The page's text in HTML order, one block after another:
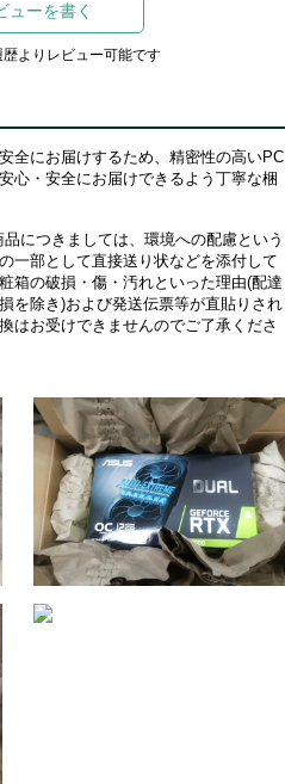
ューを書く
よりレビュー可能です
全にお届けするため、精密性の高いPC
心・安全にお届けできるよう丁寧な梱
につきましては、環境への配慮という
一部として直接送り状などを添付して
箱の破損・傷・汚れといった理由(配達
を除き)および発送伝票等が直貼りされ
はお受けできませんのでご了承くださ